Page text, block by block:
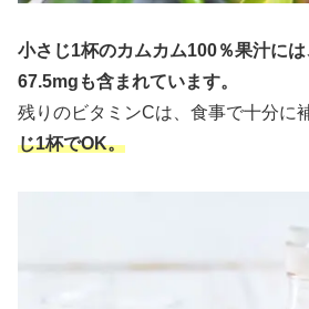
小さじ1杯のカムカム100％果汁に
67.5mgも含まれています。
残りのビタミンCは、食事で十分に
じ1杯でOK。